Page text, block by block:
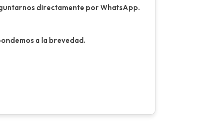
directamente por WhatsApp.
a la brevedad.